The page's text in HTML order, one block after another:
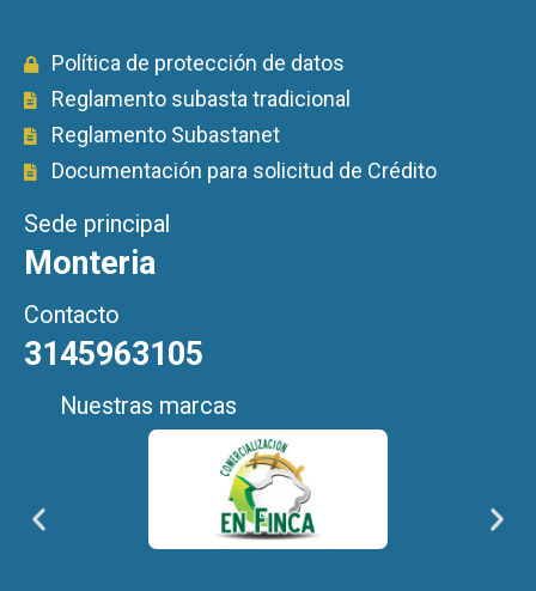
Política de protección de datos
Reglamento subasta tradicional
Reglamento Subastanet
Documentación para solicitud de Crédito
Sede principal
Monteria
Contacto
3145963105
Nuestras marcas